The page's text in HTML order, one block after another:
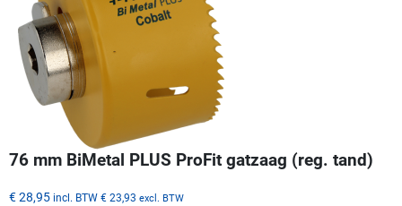
76 mm BiMetal PLUS ProFit gatzaag (reg. tand)
€ 28,95 incl. BTW € 23,93 excl. BTW